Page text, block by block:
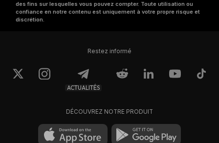
des fins sur lesquelles vous pouvez compter. Toute utilisation ou
confiance en notre contenu est uniquement à votre propre risque et
discrétion.
Restez informé
ACTUALITÉS
DÉCOUVREZ NOTRE PRODUIT